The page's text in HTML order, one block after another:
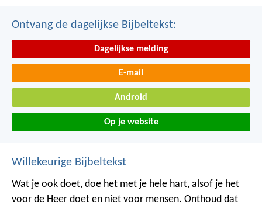
Ontvang de dagelijkse Bijbeltekst:
Dagelijkse melding
E-mail
Android
Op je website
Willekeurige Bijbeltekst
Wat je ook doet, doe het met je hele hart, alsof je het
voor de Heer doet en niet voor mensen. Onthoud dat